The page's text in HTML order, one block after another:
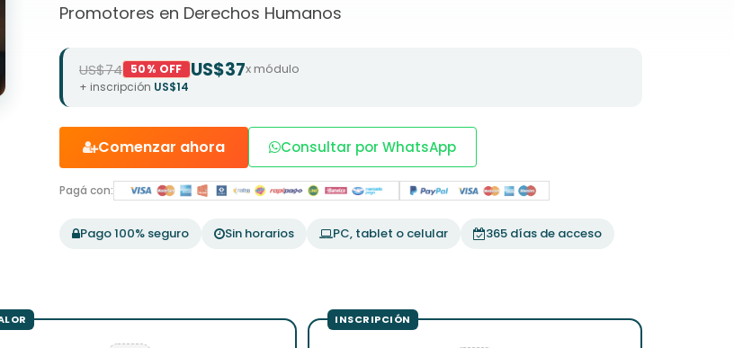
Promotores en Derechos Humanos
US$74 50% OFF US$37x módulo
+ inscripción US$14
Comenzar ahora Consultar por WhatsApp
Pagá con:
Pago 100% seguro Sin horarios PC, tablet o celular 365 días de acceso